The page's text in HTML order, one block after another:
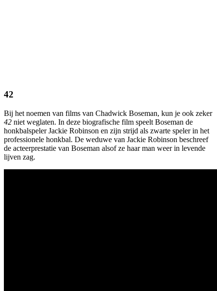
42
Bij het noemen van films van Chadwick Boseman, kun je ook zeker
42 niet weglaten. In deze biografische film speelt Boseman de
honkbalspeler Jackie Robinson en zijn strijd als zwarte speler in het
professionele honkbal. De weduwe van Jackie Robinson beschreef
de acteerprestatie van Boseman alsof ze haar man weer in levende
lijven zag.